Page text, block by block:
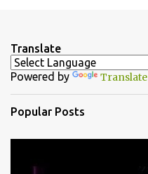
t
s
Translate
Powered by Translate
Popular Posts